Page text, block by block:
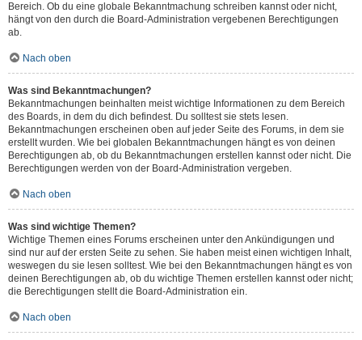
Bereich. Ob du eine globale Bekanntmachung schreiben kannst oder nicht,
hängt von den durch die Board-Administration vergebenen Berechtigungen
ab.
Nach oben
Was sind Bekanntmachungen?
Bekanntmachungen beinhalten meist wichtige Informationen zu dem Bereich
des Boards, in dem du dich befindest. Du solltest sie stets lesen.
Bekanntmachungen erscheinen oben auf jeder Seite des Forums, in dem sie
erstellt wurden. Wie bei globalen Bekanntmachungen hängt es von deinen
Berechtigungen ab, ob du Bekanntmachungen erstellen kannst oder nicht. Die
Berechtigungen werden von der Board-Administration vergeben.
Nach oben
Was sind wichtige Themen?
Wichtige Themen eines Forums erscheinen unter den Ankündigungen und
sind nur auf der ersten Seite zu sehen. Sie haben meist einen wichtigen Inhalt,
weswegen du sie lesen solltest. Wie bei den Bekanntmachungen hängt es von
deinen Berechtigungen ab, ob du wichtige Themen erstellen kannst oder nicht;
die Berechtigungen stellt die Board-Administration ein.
Nach oben